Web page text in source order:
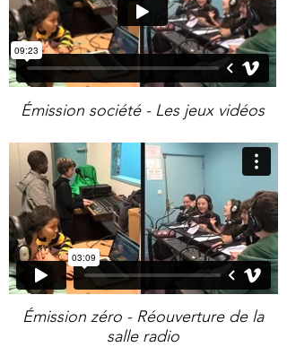
Émission société - Les jeux vidéos
Émission zéro - Réouverture de la
salle radio